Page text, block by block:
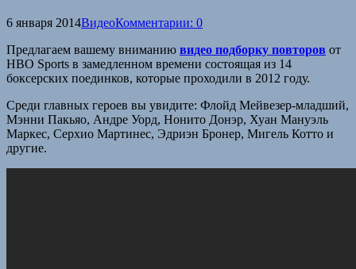
6 января 2014ВидеоКомментарии: 0
Предлагаем вашему вниманию видео подборку повторов от
HBO Sports в замедленном времени состоящая из 14
боксерских поединков, которые проходили в 2012 году.
Среди главных героев вы увидите: Флойд Мейвезер-младший,
Мэнни Пакьяо, Андре Уорд, Нонито Донэр, Хуан Мануэль
Маркес, Серхио Мартинес, Эдриэн Бронер, Мигель Котто и
другие.